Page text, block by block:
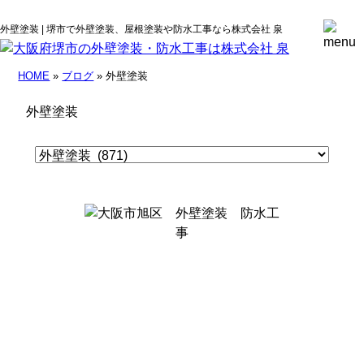
外壁塗装 | 堺市で外壁塗装、屋根塗装や防水工事なら株式会社 泉
HOME » ブログ » 外壁塗装
外壁塗装